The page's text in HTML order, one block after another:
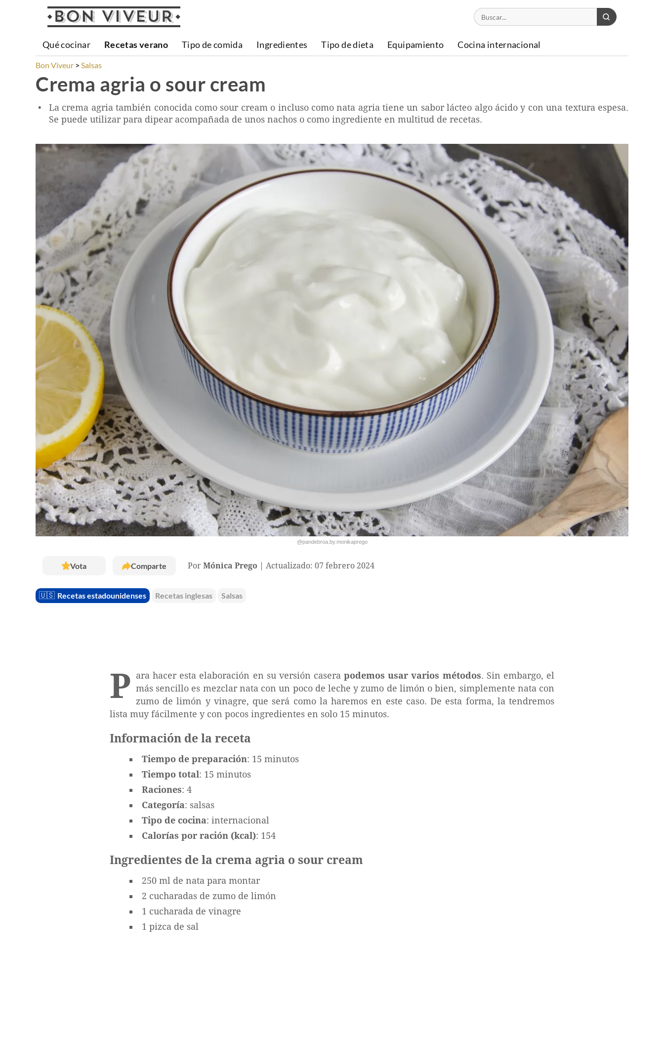
Qué cocinar Recetas verano Tipo de comida Ingredientes Tipo de dieta Equipamiento Cocina internacional
Bon Viveur Salsas
Crema agria o sour cream
@pandebroa.by.monikaprego
La crema agria también conocida como sour cream o incluso como nata agria tiene un sabor lácteo algo ácido y con una textura espesa.
Se puede utilizar para dipear acompañada de unos nachos o como ingrediente en multitud de recetas.
Vota Comparte Por Mónica Prego Actualizado: 07 febrero 2024
🇺🇸 Recetas estadounidenses Recetas inglesas Salsas
P ara hacer esta elaboración en su versión caserapodemos usar varios métodos. Sin embargo, el
más sencillo es mezclar nata con un poco de leche y zumo de limón o bien, simplemente nata con
zumo de limón y vinagre, que será como la haremos en este caso. De esta forma, la tendremos
lista muy fácilmente y con pocos ingredientes en solo 15 minutos.
Información de la receta
Tiempo de preparación: 15 minutos
Tiempo total: 15 minutos
Raciones: 4
Categoría: salsas
Tipo de cocina: internacional
Calorías por ración (kcal): 154
Ingredientes de la crema agria o sour cream
250 ml de nata para montar
2 cucharadas de zumo de limón
1 cucharada de vinagre
1 pizca de sal